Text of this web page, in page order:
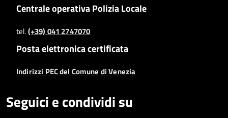
Centrale operativa Polizia Locale
tel.(+39) 041 2747070
Posta elettronica certificata
Indirizzi PEC del Comune di Venezia
Seguici e condividi su